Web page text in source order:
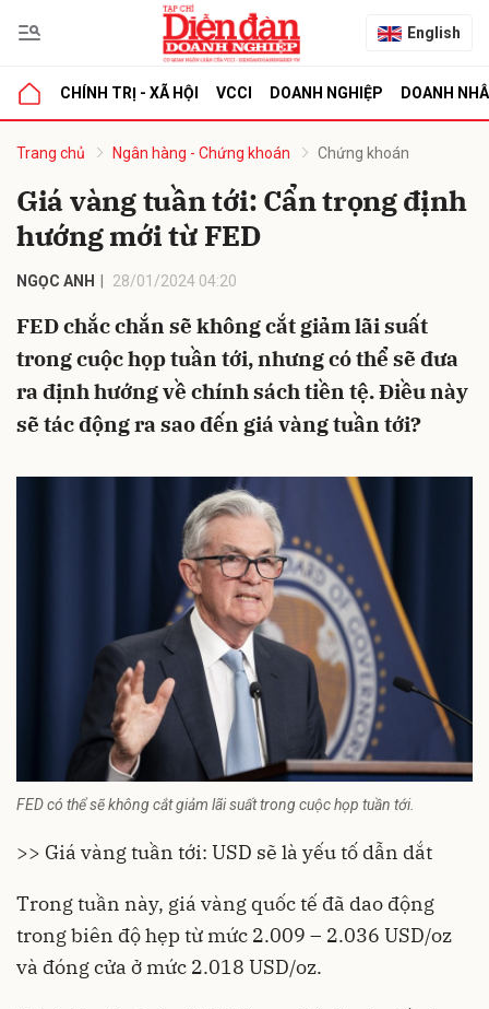
English
CHÍNH TRỊ - XÃ HỘI VCCI DOANH NGHIỆP DOANH
Trang chủ Ngân hàng - Chứng khoán Chứng khoán
Giá vàng tuần tới: Cẩn trọng định
hướng mới từ FED
NGỌC ANH 28/01/2024 04:20
FED chắc chắn sẽ không cắt giảm lãi suất
trong cuộc họp tuần tới, nhưng có thể sẽ đưa
ra định hướng về chính sách tiền tệ. Điều này
sẽ tác động ra sao đến giá vàng tuần tới?
FED có thể sẽ không cắt giảm lãi suất trong cuộc họp tuần tới.
>> Giá vàng tuần tới: USD sẽ là yếu tố dẫn dắt
Trong tuần này, giá vàng quốc tế đã dao động
trong biên độ hẹp từ mức 2.009 – 2.036 USD/oz
và đóng cửa ở mức 2.018 USD/oz.
luận
Hủy